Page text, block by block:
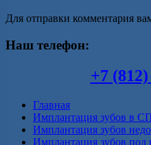
Для отправки комментария
Наш телефон:
+7 (812)
Главная
Имплантация зубов в
Имплантация зубов
Имплантация зубов